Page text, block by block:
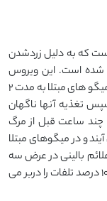
که به دلیل زردشدن
شده است. این ویروس
میگوهای 5 تا 55 گرمی را تحت تأثیر قرار می دهد. میگو های مبتلا به مدت 2
تغذیه آنها ناگهان
چند ساعت قبل از مرگ
و در میگوهای مبتلا
بالینی در عرض سه
روز تلفات کلی شروع می شود و پس از 3 تا 9 روز، 100 درصد تلفات را دربر می